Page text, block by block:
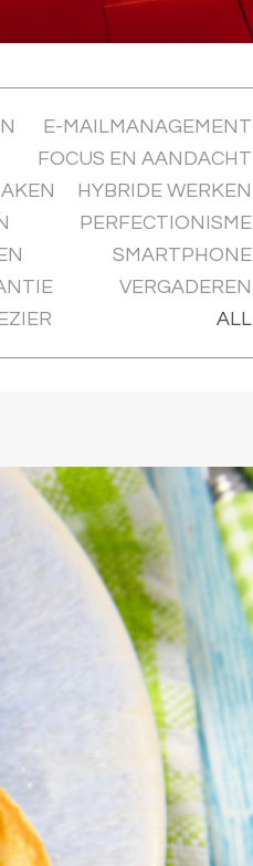
E-MAILMANAGEMENT
FOCUS EN AANDACHT
HYBRIDE WERKEN
PERFECTIONISME
SMARTPHONE
VERGADEREN
ALL